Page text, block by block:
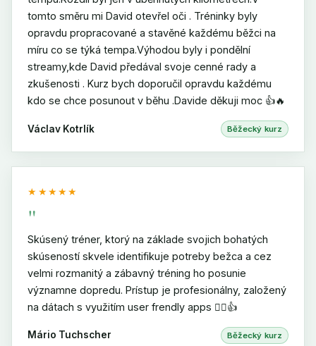
tomto směru mi David otevřel oči . Tréninky byly
opravdu propracované a stavěné každému běžci na
míru co se týká tempa.Výhodou byly i pondělní
streamy,kde David předával svoje cenné rady a
zkušenosti . Kurz bych doporučil opravdu každému
kdo se chce posunout v běhu .Davide děkuji moc 👍🔥
Václav Kotrlík Běžecký kurz
★★★★★
"
Skúsený tréner, ktorý na základe svojich bohatých
skúseností skvele identifikuje potreby bežca a cez
velmi rozmanitý a zábavný tréning ho posunie
významne dopredu. Prístup je profesionálny, založený
na dátach s využitím user frendly apps 🏃‍♂️👍
Mário Tuchscher Běžecký kurz